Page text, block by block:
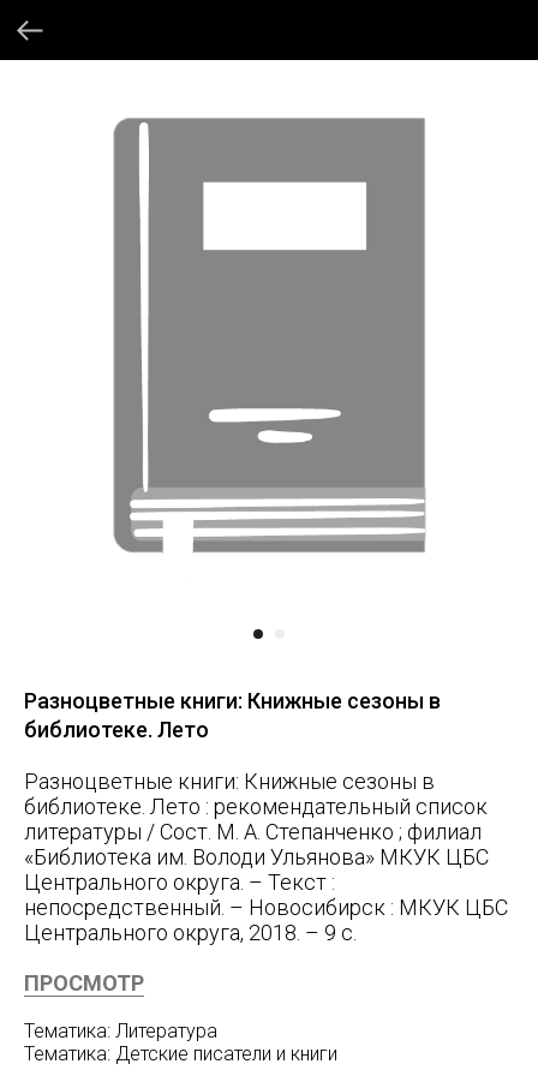
Разноцветные книги: Книжные сезоны в
библиотеке. Лето
Разноцветные книги: Книжные сезоны в
библиотеке. Лето : рекомендательный список
литературы / Сост. М. А. Степанченко ; филиал
«Библиотека им. Володи Ульянова» МКУК ЦБС
Центрального округа. – Текст :
непосредственный. – Новосибирск : МКУК ЦБС
Центрального округа, 2018. – 9 с.
ПРОСМОТР
Тематика: Литература
Тематика: Детские писатели и книги